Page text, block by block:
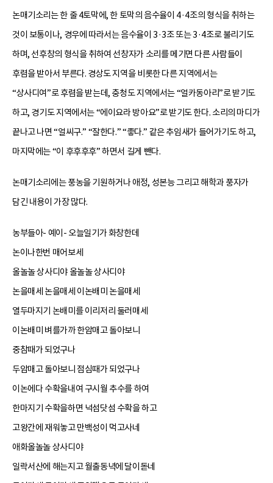
논매기소리는 한 줄 4토막에, 한 토막의 음수율이 4·4조의 형식을 취하는
것이 보통이나, 경우에 따라서는 음수율이 3·3조 또는 3·4조로 불리기도
하며, 선후창의 형식을 취하여 선창자가 소리를 메기면 다른 사람들이
후렴을 받아서 부른다. 경상도 지역을 비롯한 다른 지역에서는
“상사디여”로 후렴을 받는데, 충청도 지역에서는 “얼카동아리”로 받기도
하고, 경기도 지역에서는 “에이요라 방아요”로 받기도 한다. 소리의 마디가
끝나고 나면 “얼씨구.” “잘한다.” “좋다.” 같은 추임새가 들어가기도 하고,
마지막에는 “이 후후후후” 하면서 길게 뺀다.
논매기소리에는 풍농을 기원하거나 애정, 성본능 그리고 해학과 풍자가
담긴 내용이 가장 많다.
농부들아- 예이- 오늘일기가 화창한데
논이나한번 매어보세
올놀놀 상사디야 올놀놀 상사디야
논을매세 논을매세 이논배미 논을매세
열두마지기 논배미를 이리저리 둘러매세
이논배미 벼를가까 한암매고 돌아보니
중참때가 되었구나
두암매고 돌아보니 점심때가 되었구나
이논에다 수확을내여 구시월 추수를 하여
한마지기 수확을하면 넉섬닷섬 수확을 하고
고왕간에 재워놓고 만백성이 먹고사네
애화올놀놀 상사디야
일락서산에 해는지고 월출동녁에 달이돋네